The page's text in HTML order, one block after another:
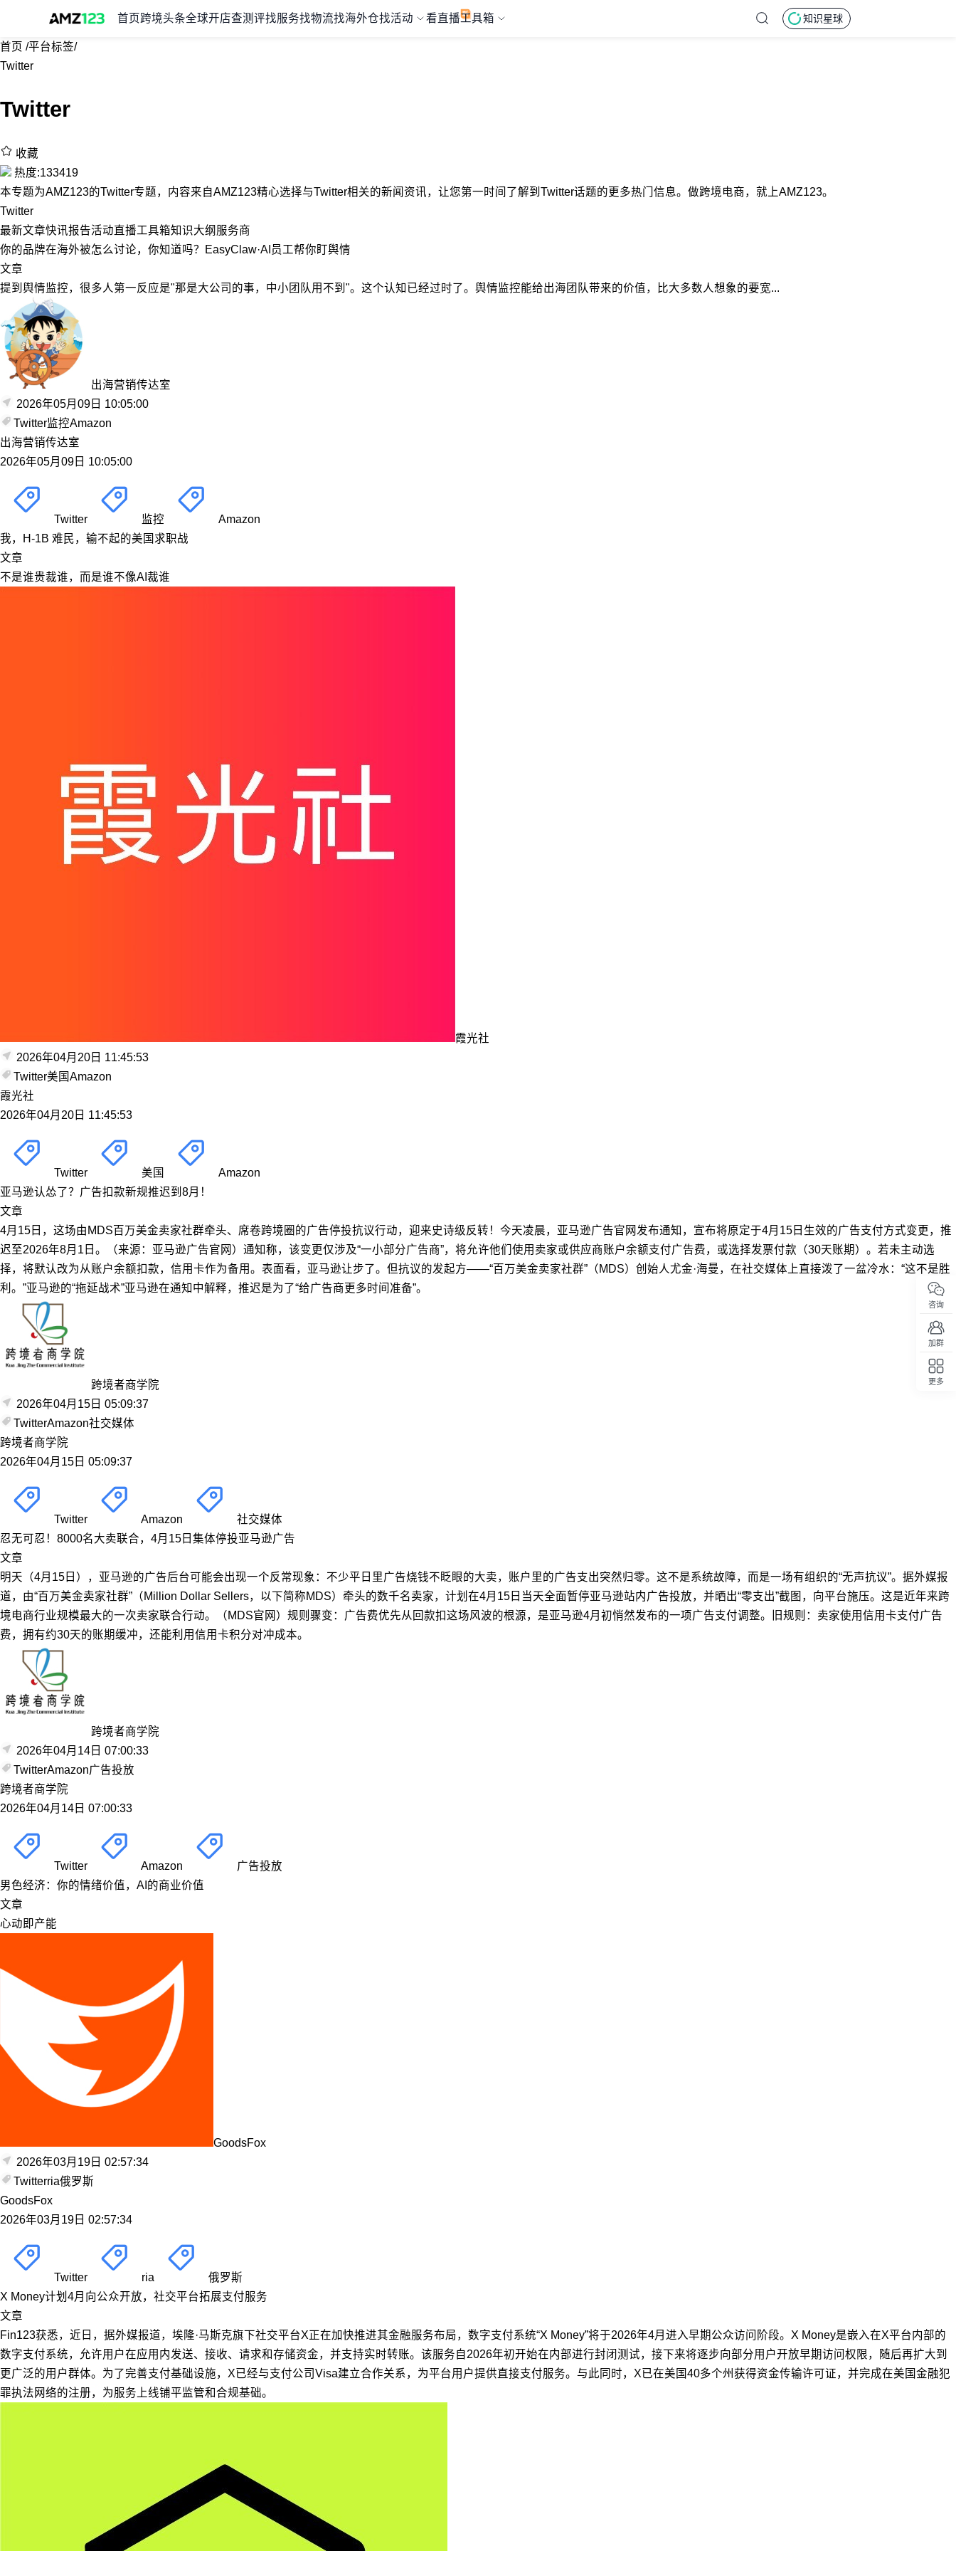
首页 跨境头条全球开店查测评找服务找物流找海外仓找活动 看直播工具箱 知识星球
首页 /平台标签/
Twitter
Twitter
收藏
热度:133419
本专题为AMZ123的Twitter专题，内容来自AMZ123精心选择与Twitter相关的新闻资讯，让您第一时间了解到Twitter话题的更多热门信息。做跨境电商，就上AMZ123。
Twitter
最新文章快讯报告活动直播工具箱知识大纲 服务商
你的品牌在海外被怎么讨论，你知道吗？EasyClaw·AI员工帮你盯舆情
文章
提到舆情监控，很多人第一反应是"那是大公司的事，中小团队用不到"。这个认知已经过时了。舆情监控能给出海团队带来的价值，比大多数人想象的要宽...
出海营销传达室
2026年05月09日 10:05:00
Twitter监控Amazon
出海营销传达室
2026年05月09日 10:05:00
Twitter 监控
Amazon
我，H-1B 难民，输不起的美国求职战
文章
不是谁贵裁谁，而是谁不像AI裁谁
霞光社
2026年04月20日 11:45:53
Twitter美国 Amazon
霞光社
2026年04月20日 11:45:53
Twitter 美国
Amazon
亚马逊认怂了？广告扣款新规推迟到8月！
文章
4月15日，这场由MDS百万美金卖家社群牵头、席卷跨境圈的广告停投抗议行动，迎来史诗级反转！今天凌晨，亚马逊广告官网发布通知，宣布将原定于4月15日生效的广告支付方式变更，推
迟至2026年8月1日。（来源：亚马逊广告官网）通知称，该变更仅涉及“一小部分广告商”，将允许他们使用卖家或供应商账户余额支付广告费，或选择发票付款（30天账期）。若未主动选
择，将默认改为从账户余额扣款，信用卡作为备用。表面看，亚马逊让步了。但抗议的发起方——“百万美金卖家社群”（MDS）创始人尤金·海曼，在社交媒体上直接泼了一盆冷水：“这不是胜
利。”亚马逊的“拖延战术”亚马逊在通知中解释，推迟是为了“给广告商更多时间准备”。
跨境者商学院
2026年04月15日 05:09:37
TwitterAmazon社交媒体
跨境者商学院
2026年04月15日 05:09:37
Twitter Amazon
社交媒体
忍无可忍！8000名大卖联合，4月15日集体停投亚马逊广告
文章
明天（4月15日），亚马逊的广告后台可能会出现一个反常现象：不少平日里广告烧钱不眨眼的大卖，账户里的广告支出突然归零。这不是系统故障，而是一场有组织的“无声抗议”。据外媒报
道，由“百万美金卖家社群”（Million Dollar Sellers，以下简称MDS）牵头的数千名卖家，计划在4月15日当天全面暂停亚马逊站内广告投放，并晒出“零支出”截图，向平台施压。这是近年来跨
境电商行业规模最大的一次卖家联合行动。（MDS官网）规则骤变：广告费优先从回款扣这场风波的根源，是亚马逊4月初悄然发布的一项广告支付调整。旧规则：卖家使用信用卡支付广告
费，拥有约30天的账期缓冲，还能利用信用卡积分对冲成本。
跨境者商学院
2026年04月14日 07:00:33
TwitterAmazon广告投放
跨境者商学院
2026年04月14日 07:00:33
Twitter Amazon
广告投放
男色经济：你的情绪价值，AI的商业价值
文章
心动即产能
GoodsFox
2026年03月19日 02:57:34
Twitterria俄罗斯
GoodsFox
2026年03月19日 02:57:34
Twitter ria
俄罗斯
X Money计划4月向公众开放，社交平台拓展支付服务
文章
Fin123获悉，近日，据外媒报道，埃隆·马斯克旗下社交平台X正在加快推进其金融服务布局，数字支付系统“X Money”将于2026年4月进入早期公众访问阶段。X Money是嵌入在X平台内部的
数字支付系统，允许用户在应用内发送、接收、请求和存储资金，并支持实时转账。该服务自2026年初开始在内部进行封闭测试，接下来将逐步向部分用户开放早期访问权限，随后再扩大到
更广泛的用户群体。为了完善支付基础设施，X已经与支付公司Visa建立合作关系，为平台用户提供直接支付服务。与此同时，X已在美国40多个州获得资金传输许可证，并完成在美国金融犯
罪执法网络的注册，为服务上线铺平监管和合规基础。
咨询
加群
更多